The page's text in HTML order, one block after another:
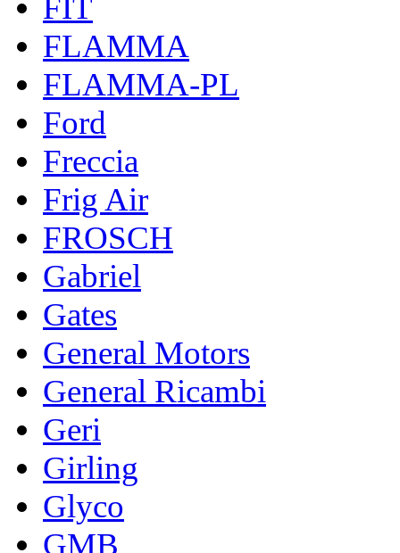
FIT
FLAMMA
FLAMMA-PL
Ford
Freccia
Frig Air
FROSCH
Gabriel
Gates
General Motors
General Ricambi
Geri
Girling
Glyco
GMB